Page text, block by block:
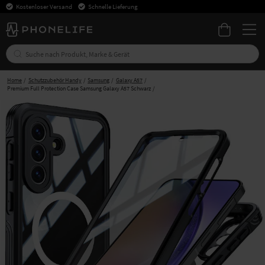
Kostenloser Versand Schnelle Lieferung
Home Schutzzubehör Handy Samsung
Galaxy A57
Premium Full Protection Case Samsung Galaxy A57 Schwarz